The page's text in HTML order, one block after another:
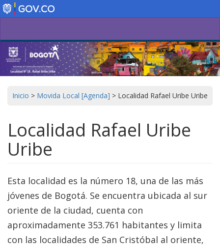
Pasar
al
Inicio > Movida Local [Agenda] > Localidad Rafael Uribe Uribe
Localidad Rafael Uribe
Uribe
Esta localidad es la número 18, una de las más
jóvenes de Bogotá. Se encuentra ubicada al sur
oriente de la ciudad, cuenta con
aproximadamente 353.761 habitantes y limita
con las localidades de San Cristóbal al oriente,